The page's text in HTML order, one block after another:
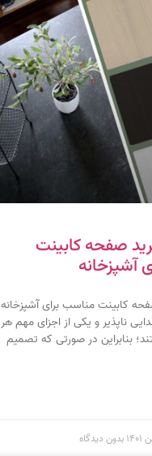
صفحه کابینت
آشپزخانه
کابینت مناسب برای آشپزخانه
ناپذیر و یکی از اجزای مهم هر
بنابراین در صورتی که تصمیم
بدون دیدگاه